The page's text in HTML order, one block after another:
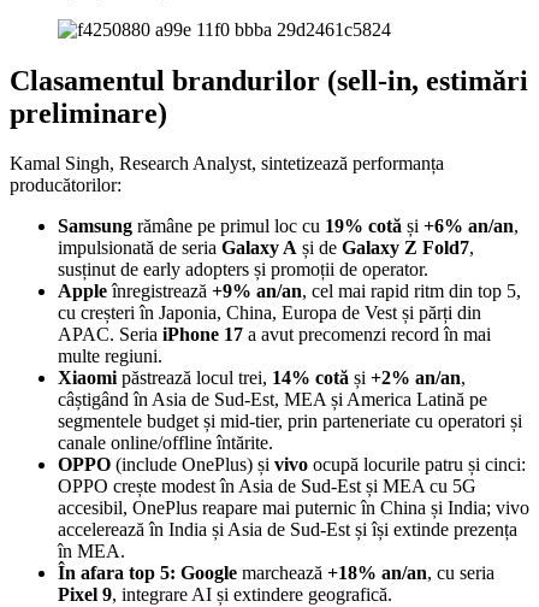
Clasamentul brandurilor (sell-in, estimări
preliminare)
Kamal Singh, Research Analyst, sintetizează performanța
producătorilor:
Samsung rămâne pe primul loc cu 19% cotă și +6% an/an,
impulsionată de seria Galaxy A și de Galaxy Z Fold7,
susținut de early adopters și promoții de operator.
Appleînregistrează +9% an/an, cel mai rapid ritm din top 5,
cu creșteri în Japonia, China, Europa de Vest și părți din
APAC. Seria iPhone 17 a avut precomenzi record în mai
multe regiuni.
Xiaomipăstrează locul trei, 14% cotă și +2% an/an,
câștigând în Asia de Sud-Est, MEA și America Latină pe
segmentele budget și mid-tier, prin parteneriate cu operatori și
canale online/offline întărite.
OPPO (include OnePlus) și vivo ocupă locurile patru și cinci:
OPPO crește modest în Asia de Sud-Est și MEA cu 5G
accesibil, OnePlus reapare mai puternic în China și India; vivo
accelerează în India și Asia de Sud-Est și își extinde prezența
în MEA.
În afara top 5: Google marchează +18% an/an, cu seria
Pixel 9, integrare AI și extindere geografică.